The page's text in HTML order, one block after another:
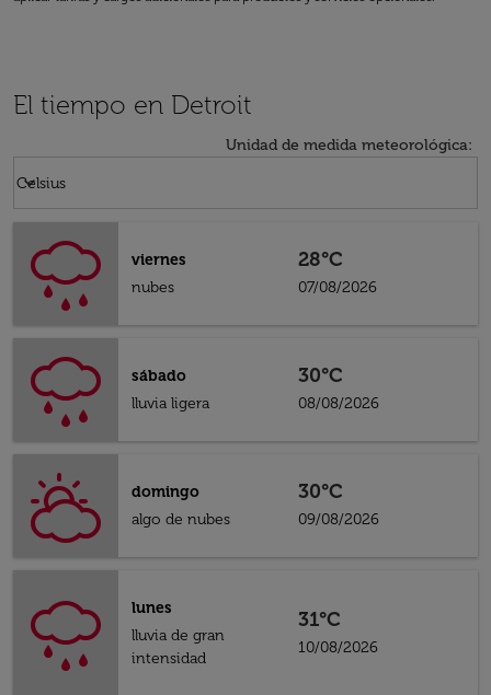
El tiempo en Detroit
Unidad de medida meteorológica:
Celsius
keyboard_arrow_down
viernes
nubes
28°C
07/08/2026
sábado
lluvia ligera
30°C
08/08/2026
domingo
algo de nubes
30°C
09/08/2026
lunes
lluvia de gran
intensidad
31°C
10/08/2026